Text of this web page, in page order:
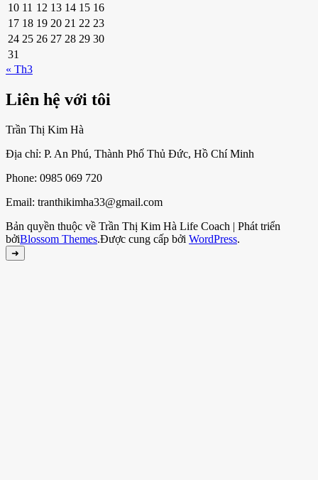
10 11 12 13 14 15 16
17 18 19 20 21 22 23
24 25 26 27 28 29 30
31
« Th3
Liên hệ với tôi
Trần Thị Kim Hà
Địa chỉ: P. An Phú, Thành Phố Thủ Đức, Hồ Chí Minh
Phone: 0985 069 720
Email: tranthikimha33@gmail.com
Bản quyền thuộc về Trần Thị Kim Hà Life Coach | Phát triển
bởiBlossom Themes.Được cung cấp bởi WordPress.
➜